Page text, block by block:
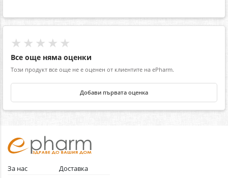
★★★★★
Все още няма оценки
Този продукт все още не е оценен от клиентите на ePharm.
Добави първата оценка
За нас
Доставка